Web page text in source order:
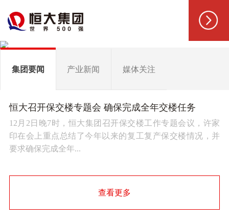
集团要闻 产业新闻 媒体关注
恒大召开保交楼专题会 确保完成全年交楼任务
12月2日晚7时，恒大集团召开保交楼工作专题会议，许家
印在会上重点总结了今年以来的复工复产保交楼情况，并
要求确保完成全年...
查看更多